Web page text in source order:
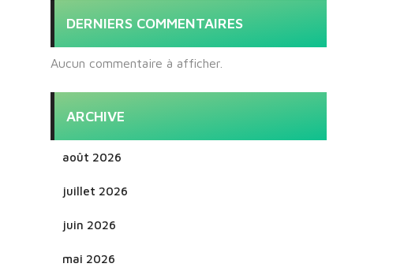
DERNIERS COMMENTAIRES
Aucun commentaire à afficher.
ARCHIVE
août 2026
juillet 2026
juin 2026
mai 2026